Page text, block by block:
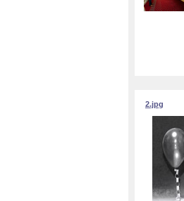
2.jpg